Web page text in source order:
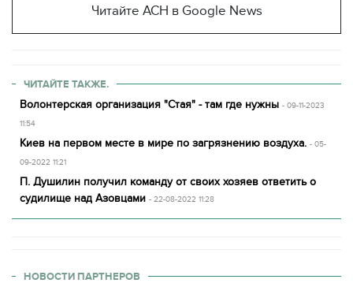
Читайте АСН в Google News
ЧИТАЙТЕ ТАКЖЕ.
Волонтерская организация "Стая" - там где нужны - 09-11-2023
11:54
Киев на первом месте в мире по загрязнению воздуха. - 05-
09-2022 11:21
П. Душилин получил команду от своих хозяев ответить о
судилище над Азовцами - 22-08-2022 11:28
НОВОСТИ ПАРТНЕРОВ